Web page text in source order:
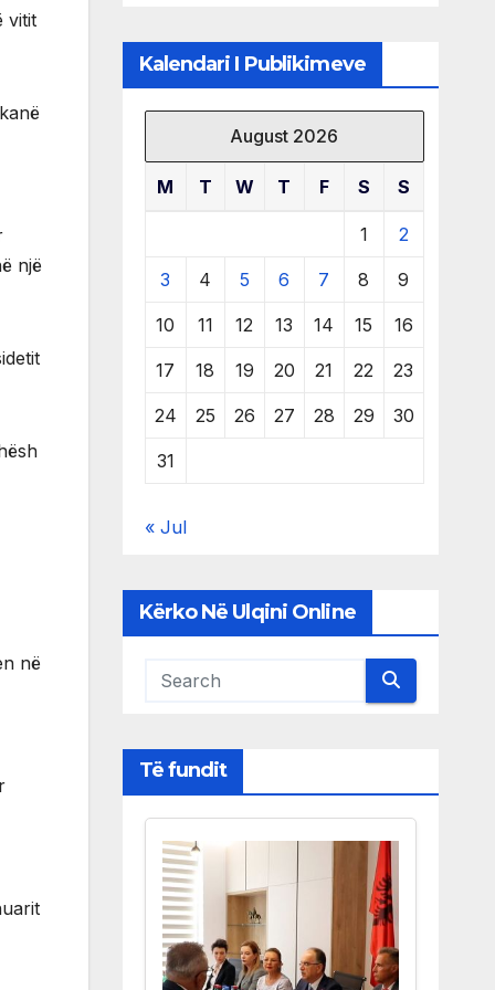
vitit
një
në
Kalendari I Publikimeve
August 2026
M T W T F S S
1 2
3 4 5 6 7 8 9
10 11 12 13 14 15 16
17 18 19 20 21 22 23
24 25 26 27 28 29 30
31
« Jul
Kërko Në Ulqini Online
Të fundit